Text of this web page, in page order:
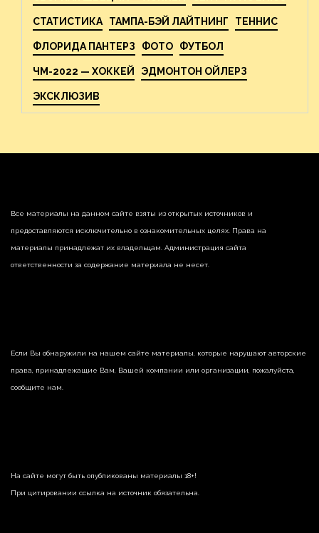
СТАТИСТИКА ТАМПА-БЭЙ ЛАЙТНИНГ ТЕННИС
ФЛОРИДА ПАНТЕРЗ ФОТО ФУТБОЛ
ЧМ-2022 — ХОККЕЙ ЭДМОНТОН ОЙЛЕРЗ
ЭКСКЛЮЗИВ
Все материалы на данном сайте взяты из открытых источников и
предоставляются исключительно в ознакомительных целях. Права на
материалы принадлежат их владельцам. Администрация сайта
ответственности за содержание материала не несет.
Если Вы обнаружили на нашем сайте материалы, которые нарушают авторские
права, принадлежащие Вам, Вашей компании или организации, пожалуйста,
сообщите нам.
На сайте могут быть опубликованы материалы 18+!
При цитировании ссылка на источник обязательна.